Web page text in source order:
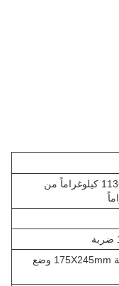
نايلون بيفما اختبرت 1136 كيلوغراماً من
مقاس الفئة المتوسطة 175X245mm وضع